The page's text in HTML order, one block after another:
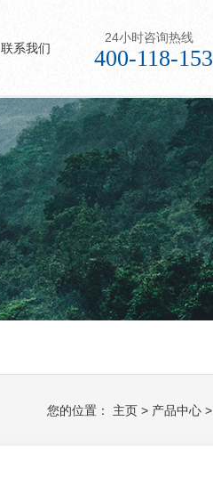
联系我们
24小时咨询热线
400-118-
您的位置： 主页 > 产品中心 >